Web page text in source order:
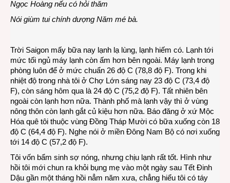
Ngọc Hoàng nếu có hỏi thăm
Nói giùm tui chính dượng Năm mé bà.
Trời Saigon mấy bữa nay lạnh lạ lùng, lạnh hiếm có. Lạnh tới
mức tối ngủ máy lạnh còn ấm hơn bên ngoài. Máy lạnh trong
phòng luôn để ở mức chuẩn 26 độ C (78,8 độ F). Trong khi
nhiệt độ trong nhà tôi ở Chợ Lớn sáng nay 23 độ C (73,4 độ
F), còn sáng hôm qua là 24 độ C (75,2 độ F). Tất nhiên bên
ngoài còn lạnh hơn nữa. Thành phố mà lạnh vậy thì ở vùng
nông thôn còn lạnh gắt củ kiệu hơn nữa. Báo đăng ở xứ Mộc
Hóa quê tôi thuộc vùng Đồng Tháp Mười có bữa xuống còn 18
độ C (64,4 độ F). Nghe nói ở miền Đông Nam Bộ có nơi xuống
tới 14 độ C (57,2 độ F).
Tôi vốn bẩm sinh sợ nóng, nhưng chịu lạnh rất tốt. Hình như
hồi tôi mới chun ra khỏi bụng mẹ vào một ngày sau Tết Đinh
Dậu gần một tháng hồi nẳm năm xưa, chẳng hiểu tôi có táy